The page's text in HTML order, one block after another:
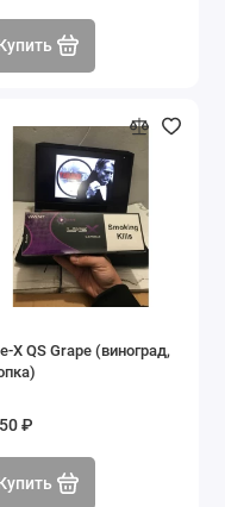
X QS Grape (виноград,
₽